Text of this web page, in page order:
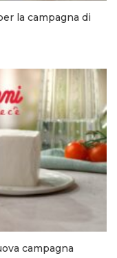
la campagna di
campagna